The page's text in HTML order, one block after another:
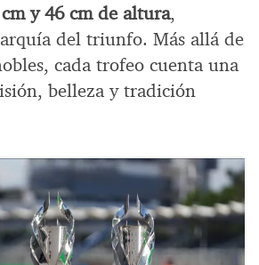
y 46 cm de altura,
del triunfo. Más allá de
cada trofeo cuenta una
belleza y tradición